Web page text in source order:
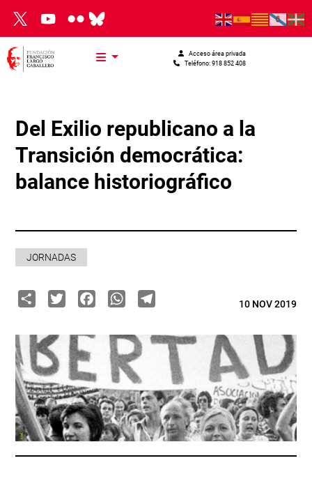
Teléfono: 918 852 408
Acceso área privada
Del Exilio republicano a la
Transición democrática:
balance historiográfico
JORNADAS
ShareTwitterFacebook
WhatsApp
Telegram10 NOV 2019